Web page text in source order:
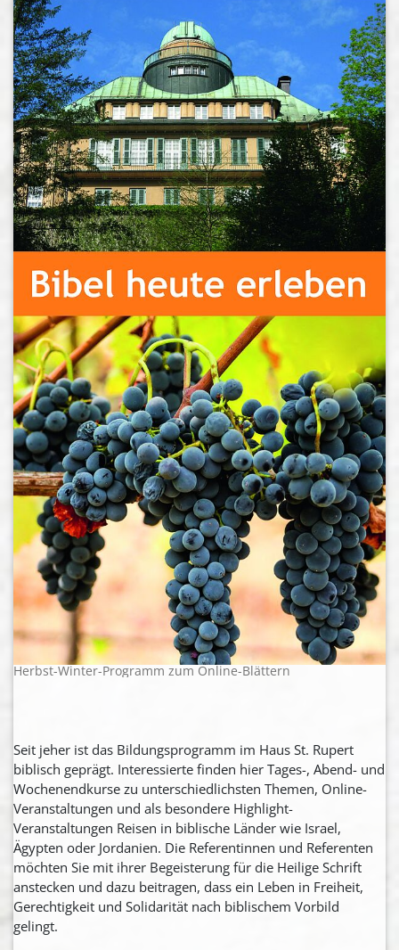
Herbst-Winter-Programm zum Online-Blättern
Seit jeher ist das Bildungsprogramm im Haus St. Rupert
biblisch geprägt. Interessierte finden hier Tages-, Abend- und
Wochenendkurse zu unterschiedlichsten Themen, Online-
Veranstaltungen und als besondere Highlight-
Veranstaltungen Reisen in biblische Länder wie Israel,
Ägypten oder Jordanien. Die Referentinnen und Referenten
möchten Sie mit ihrer Begeisterung für die Heilige Schrift
anstecken und dazu beitragen, dass ein Leben in Freiheit,
Gerechtigkeit und Solidarität nach biblischem Vorbild
gelingt.